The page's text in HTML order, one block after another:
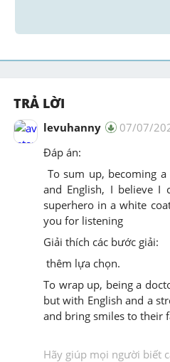
TRẢ LỜI
levuhanny
07/07/
Đáp án:
To sum up, becoming
and English, I believe I
superhero in a white
you for listening
Giải thích các bước giải:
thêm lựa chọn.
To wrap up, being a
but with English and a
and bring smiles to their
Hãy giúp mọi người biết